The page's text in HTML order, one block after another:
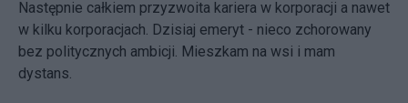
Następnie całkiem przyzwoita kariera w korporacji a nawet
w kilku korporacjach. Dzisiaj emeryt - nieco zchorowany
bez politycznych ambicji. Mieszkam na wsi i mam
dystans.